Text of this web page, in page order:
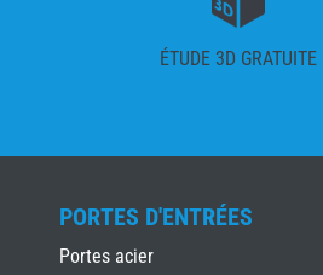
ÉTUDE 3D GRATUITE
PORTES D'ENTRÉES
Portes acier